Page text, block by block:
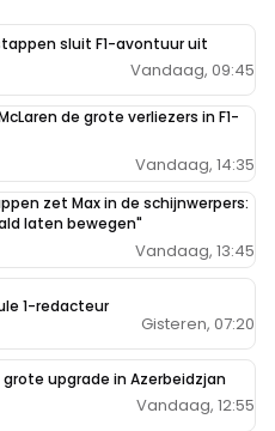
sluit F1-avontuur uit
Vandaag, 09:45
de grote verliezers in F1-
Vandaag, 14:35
zet Max in de schijnwerpers:
laten bewegen"
Vandaag, 13:45
1-redacteur
Gisteren, 07:20
grote upgrade in Azerbeidzjan
Vandaag, 12:55